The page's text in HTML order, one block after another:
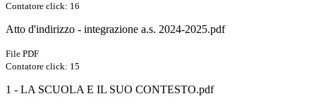
Contatore click: 16
Atto d'indirizzo - integrazione a.s. 2024-2025.pdf
File PDF
Contatore click: 15
1 - LA SCUOLA E IL SUO CONTESTO.pdf